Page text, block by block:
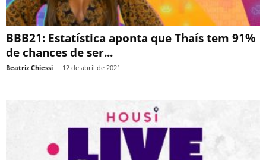
BBB21: Estatística aponta que Thaís tem 91%
de chances de ser...
Beatriz Chiessi - 12 de abril de 2021